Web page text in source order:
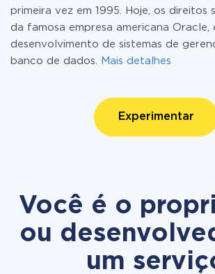
primeira vez em 1995. Hoje, os direitos
da famosa empresa americana Oracle,
desenvolvimento de sistemas de
banco de dados.
Mais detalhes
Experimentar
Você é o
ou
um